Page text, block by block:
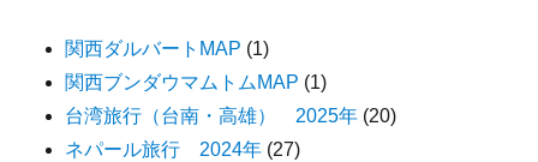
関西ダルバートMAP (1)
関西ブンダウマムトムMAP (1)
台湾旅行（台南・高雄） 2025年 (20)
ネパール旅行 2024年 (27)